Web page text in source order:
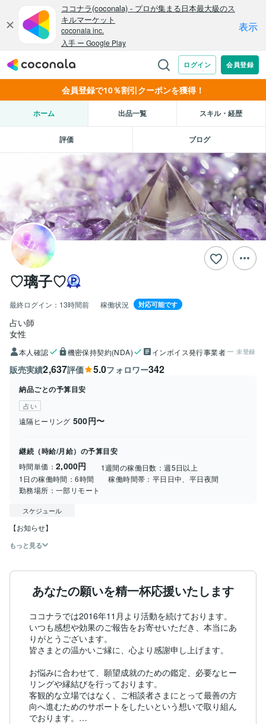
会員登録で10％割引クーポンを獲得！
ホーム 出品一覧 スキル・経歴
評価 ブログ
♡璃子♡
最終ログイン： 13時間前 稼働状況 対応可能です
占い師
女性
本人確認 機密保持契約(NDA) インボイス発行事業者 未登録
販売実績2,637評価 5.0フォロワー342
納品ごとの予算目安
占い
遠隔ヒーリング 500円〜
継続（時給/月給）の予算目安
時間単価： 2,000円 1週間の稼働日数：週5日以上
1日の稼働時間：6時間 稼働時間帯： 平日日中、平日夜間
勤務場所： 一部リモート
スケジュール
【お知らせ】
もっと見る
あなたの願いを精一杯応援いたします
ココナラでは2016年11月より活動を続けております。
いつも感想や効果のご報告をお寄せいただき、本当にあ
りがとうございます。
皆さまとの温かいご縁に、心より感謝申し上げます。
お悩みに合わせて、願望成就のための鑑定、必要なヒー
リングや縁結びを行っております。
客観的な立場ではなく、ご相談者さまにとって最善の方
向へ進むためのサポートをしたいという想いで取り組ん
でおります。